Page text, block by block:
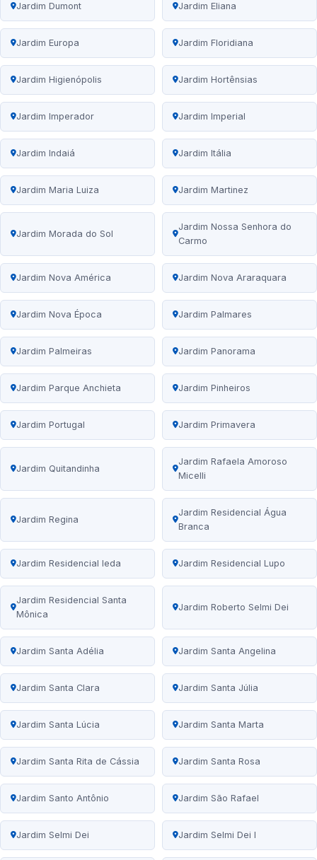
Jardim Dumont Jardim Eliana
Jardim Europa Jardim Floridiana
Jardim Higienópolis Jardim Hortênsias
Jardim Imperador Jardim Imperial
Jardim Indaiá Jardim Itália
Jardim Maria Luiza Jardim Martinez
Jardim Morada do Sol
Jardim Nossa Senhora do
Carmo
Jardim Nova América Jardim Nova Araraquara
Jardim Nova Época Jardim Palmares
Jardim Palmeiras Jardim Panorama
Jardim Parque Anchieta Jardim Pinheiros
Jardim Portugal Jardim Primavera
Jardim Quitandinha
Jardim Rafaela Amoroso
Micelli
Jardim Regina
Jardim Residencial Água
Branca
Jardim Residencial Ieda Jardim Residencial Lupo
Jardim Residencial Santa
Mônica
Jardim Roberto Selmi Dei
Jardim Santa Adélia Jardim Santa Angelina
Jardim Santa Clara Jardim Santa Júlia
Jardim Santa Lúcia Jardim Santa Marta
Jardim Santa Rita de Cássia Jardim Santa Rosa
Jardim Santo Antônio Jardim São Rafael
Jardim Selmi Dei Jardim Selmi Dei I